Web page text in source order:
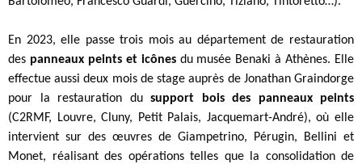
En 2023, elle passe trois mois au département de restauration
des panneaux peints et icônes du musée Benaki à Athènes. Elle
effectue aussi deux mois de stage auprès de Jonathan Graindorge
pour la restauration du support bois des panneaux peints
(C2RMF, Louvre, Cluny, Petit Palais, Jacquemart-André),où elle
intervient sur des œuvres de Giampetrino, Pérugin, Bellini et
Monet, réalisant des opérations telles que la consolidation de